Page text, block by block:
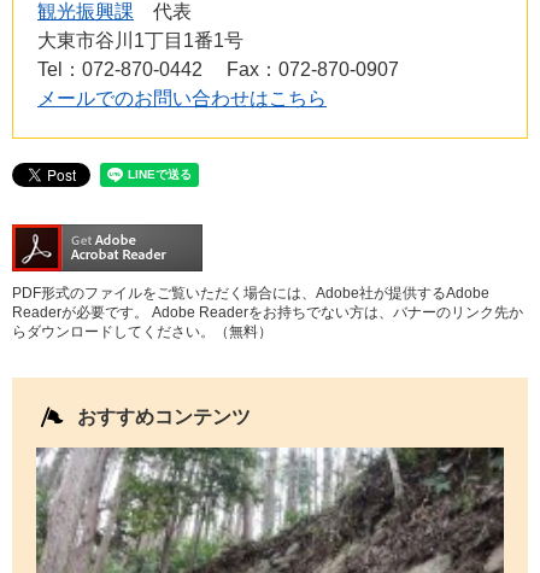
観光振興課
代表
大東市谷川1丁目1番1号
Tel：072-870-0442
Fax：072-870-0907
メールでのお問い合わせはこちら
PDF形式のファイルをご覧いただく場合には、Adobe社が提供するAdobe
Readerが必要です。
Adobe Readerをお持ちでない方は、バナーのリンク先か
らダウンロードしてください。（無料）
おすすめコンテンツ